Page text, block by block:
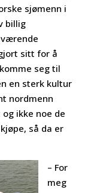
sjømenn i
billig
sitt for å
seg til
en sterk kultur
nordmenn
ikke noe de
så da er
– For
meg